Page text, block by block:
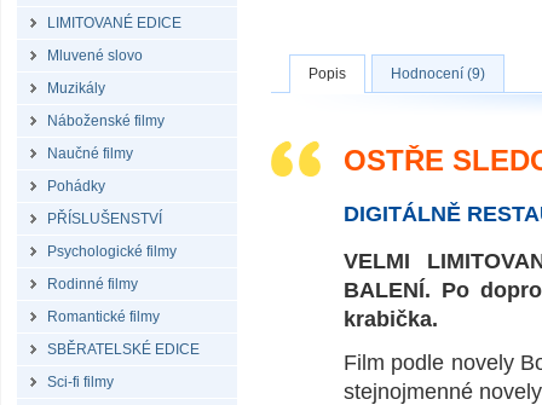
LIMITOVANÉ EDICE
Mluvené slovo
Muzikály
Náboženské filmy
Naučné filmy
Pohádky
PŘÍSLUŠENSTVÍ
Psychologické filmy
Rodinné filmy
Romantické filmy
SBĚRATELSKÉ EDICE
Sci-fi filmy
Popis Hodnocení (9)
OSTŘE
DIGITÁLNĚ
VELMI
BALENÍ. Po
krabička.
Film podle novely
stejnojmenné